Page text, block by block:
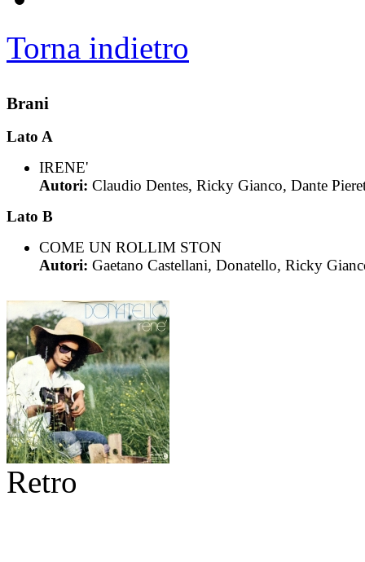
Torna indietro
Brani
Lato A
IRENE'
Autori: Claudio Dentes, Ricky Gianco, Dante
Lato B
COME UN ROLLIM STON
Autori: Gaetano Castellani, Donatello, Ricky
Retro